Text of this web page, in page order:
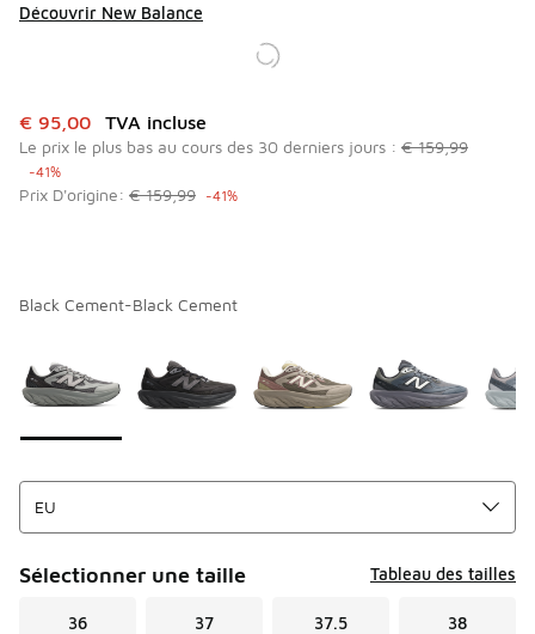
Découvrir New Balance
Cet article est en promotion. Prix en baisse de à € 95,00
€ 95,00 TVA incluse
Le prix le plus bas au cours des 30 derniers jours : € 159,99
-41%
Prix D'origine: € 159,99 -41%
Black Cement-Black Cement
Sélectionner une taille Tableau des tailles
36 37 37.5 38